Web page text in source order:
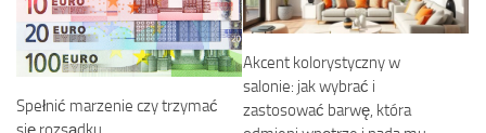
Spełnić marzenie czy trzymać
Akcent kolorystyczny w
salonie: jak wybrać i
zastosować barwę, która